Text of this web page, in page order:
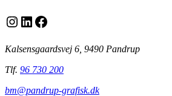
Instagram
LinkedIn
Facebook
Kalsensgaardsvej 6, 9490 Pandrup
Tlf. 96 730 200
bm@pandrup-grafisk.dk